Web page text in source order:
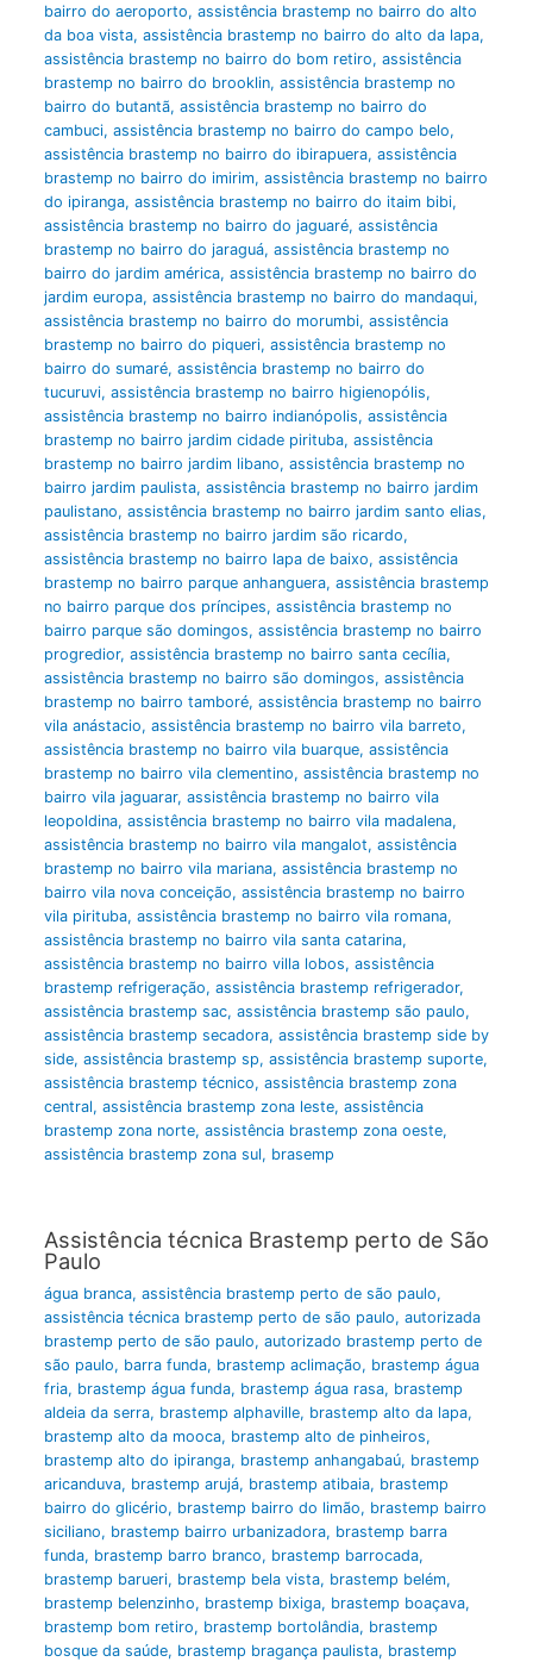
bairro do aeroporto, assistência brastemp no bairro do alto
da boa vista, assistência brastemp no bairro do alto da lapa,
assistência brastemp no bairro do bom retiro, assistência
brastemp no bairro do brooklin, assistência brastemp no
bairro do butantã, assistência brastemp no bairro do
cambuci, assistência brastemp no bairro do campo belo,
assistência brastemp no bairro do ibirapuera, assistência
brastemp no bairro do imirim, assistência brastemp no bairro
do ipiranga, assistência brastemp no bairro do itaim bibi,
assistência brastemp no bairro do jaguaré, assistência
brastemp no bairro do jaraguá, assistência brastemp no
bairro do jardim américa, assistência brastemp no bairro do
jardim europa, assistência brastemp no bairro do mandaqui,
assistência brastemp no bairro do morumbi, assistência
brastemp no bairro do piqueri, assistência brastemp no
bairro do sumaré, assistência brastemp no bairro do
tucuruvi, assistência brastemp no bairro higienopólis,
assistência brastemp no bairro indianópolis, assistência
brastemp no bairro jardim cidade pirituba, assistência
brastemp no bairro jardim libano, assistência brastemp no
bairro jardim paulista, assistência brastemp no bairro jardim
paulistano, assistência brastemp no bairro jardim santo elias,
assistência brastemp no bairro jardim são ricardo,
assistência brastemp no bairro lapa de baixo, assistência
brastemp no bairro parque anhanguera, assistência brastemp
no bairro parque dos príncipes, assistência brastemp no
bairro parque são domingos, assistência brastemp no bairro
progredior, assistência brastemp no bairro santa cecília,
assistência brastemp no bairro são domingos, assistência
brastemp no bairro tamboré, assistência brastemp no bairro
vila anástacio, assistência brastemp no bairro vila barreto,
assistência brastemp no bairro vila buarque, assistência
brastemp no bairro vila clementino, assistência brastemp no
bairro vila jaguarar, assistência brastemp no bairro vila
leopoldina, assistência brastemp no bairro vila madalena,
assistência brastemp no bairro vila mangalot, assistência
brastemp no bairro vila mariana, assistência brastemp no
bairro vila nova conceição, assistência brastemp no bairro
vila pirituba, assistência brastemp no bairro vila romana,
assistência brastemp no bairro vila santa catarina,
assistência brastemp no bairro villa lobos, assistência
brastemp refrigeração, assistência brastemp refrigerador,
assistência brastemp sac, assistência brastemp são paulo,
assistência brastemp secadora, assistência brastemp side by
side, assistência brastemp sp, assistência brastemp suporte,
assistência brastemp técnico, assistência brastemp zona
central, assistência brastemp zona leste, assistência
brastemp zona norte, assistência brastemp zona oeste,
assistência brastemp zona sul, brasemp
Assistência técnica Brastemp perto de São
Paulo
água branca, assistência brastemp perto de são paulo,
assistência técnica brastemp perto de são paulo, autorizada
brastemp perto de são paulo, autorizado brastemp perto de
são paulo, barra funda, brastemp aclimação, brastemp água
fria, brastemp água funda, brastemp água rasa, brastemp
aldeia da serra, brastemp alphaville, brastemp alto da lapa,
brastemp alto da mooca, brastemp alto de pinheiros,
brastemp alto do ipiranga, brastemp anhangabaú, brastemp
aricanduva, brastemp arujá, brastemp atibaia, brastemp
bairro do glicério, brastemp bairro do limão, brastemp bairro
siciliano, brastemp bairro urbanizadora, brastemp barra
funda, brastemp barro branco, brastemp barrocada,
brastemp barueri, brastemp bela vista, brastemp belém,
brastemp belenzinho, brastemp bixiga, brastemp boaçava,
brastemp bom retiro, brastemp bortolândia, brastemp
bosque da saúde, brastemp bragança paulista, brastemp